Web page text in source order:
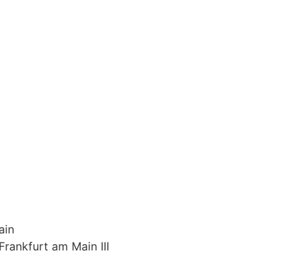
am Main III